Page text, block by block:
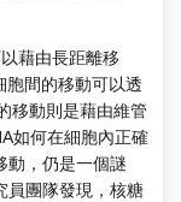
藉由長距離移
胞間的移動可以透
移動則是藉由維管
如何在細胞內正確
動，仍是一個謎
員團隊發現，核糖